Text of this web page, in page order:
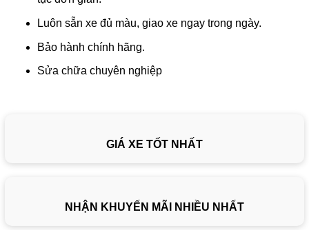
Luôn sẵn xe đủ màu, giao xe ngay trong ngày.
Bảo hành chính hãng.
Sửa chữa chuyên nghiệp
GIÁ XE TỐT NHẤT
NHẬN KHUYẾN MÃI NHIỀU NHẤT